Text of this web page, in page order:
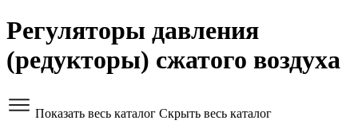
Регуляторы давления
(редукторы) сжатого воздуха
Показать весь каталог Скрыть весь каталог